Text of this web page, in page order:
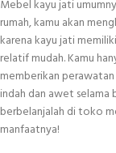
Mebel kayu jati
rumah, kamu akan
karena kayu jati
relatif mudah. Kamu
memberikan
indah dan awet selama
berbelanjalah di toko
manfaatnya!